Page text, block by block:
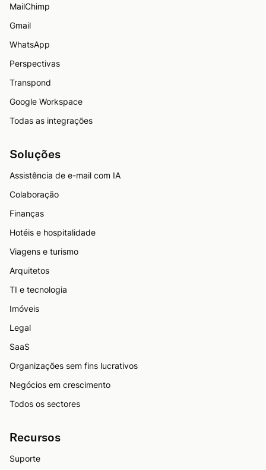
MailChimp
Gmail
WhatsApp
Perspectivas
Transpond
Google Workspace
Todas as integrações
Soluções
Assistência de e-mail com IA
Colaboração
Finanças
Hotéis e hospitalidade
Viagens e turismo
Arquitetos
TI e tecnologia
Imóveis
Legal
SaaS
Organizações sem fins lucrativos
Negócios em crescimento
Todos os sectores
Recursos
Suporte